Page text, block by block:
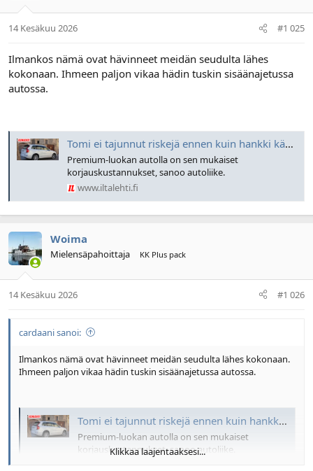
14 Kesäkuu 2026 #1 025
Ilmankos nämä ovat hävinneet meidän seudulta lähes
kokonaan. Ihmeen paljon vikaa hädin tuskin sisäänajetussa
autossa.
Tomi ei tajunnut riskejä ennen kuin hankki käytetyn premium-auton – Kalliiksi tuli
Premium-luokan autolla on sen mukaiset
korjauskustannukset, sanoo autoliike.
www.iltalehti.fi
Woima
Mielensäpahoittaja KK Plus pack
14 Kesäkuu 2026 #1 026
cardaani sanoi:
Ilmankos nämä ovat hävinneet meidän seudulta lähes kokonaan.
Ihmeen paljon vikaa hädin tuskin sisäänajetussa autossa.
Tomi ei tajunnut riskejä ennen kuin hankki käytetyn premium-auton – Kalliiksi tuli
Premium-luokan autolla on sen mukaiset
korjauskustannukset, sanoo autoliike.
Klikkaa laajentaaksesi...